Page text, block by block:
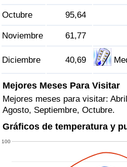
Octubre 95,64
Noviembre 61,77
Diciembre 40,69
Mejores Meses Para Visitar
Mejores meses para visitar:
Agosto, Septiembre, Octubre.
Gráficos de temperatura y
100